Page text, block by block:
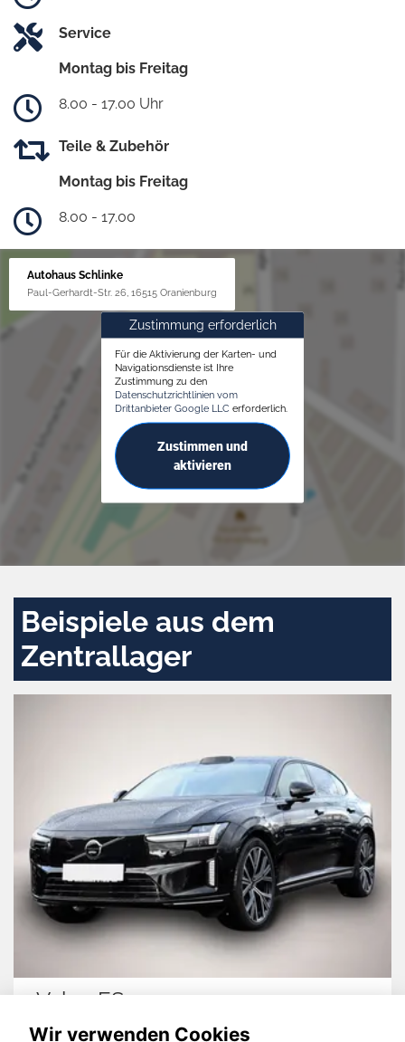
Service
Montag bis Freitag
8.00 - 17.00 Uhr
Teile & Zubehör
Montag bis Freitag
8.00 - 17.00
Autohaus Schlinke
Paul-Gerhardt-Str. 26, 16515 Oranienburg
Zustimmung erforderlich
Für die Aktivierung der Karten- und
Navigationsdienste ist Ihre
Zustimmung zu den
Datenschutzrichtlinien vom
Drittanbieter Google LLC erforderlich.
Zustimmen und
aktivieren
Beispiele aus dem
Zentrallager
Volvo ES90
Wir verwenden Cookies